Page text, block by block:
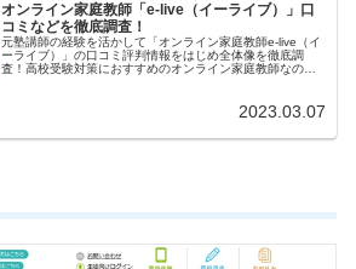
オンライン家庭教師「e-live（イーライブ）」口
コミなどを徹底調査！
元塾講師の経験を活かして「オンライン家庭教師e-live（イ
ーライブ）」の口コミ評判情報をはじめ全体像を徹底調
査！高校受験対策におすすめのオンライン家庭教師なの
2023.03.07